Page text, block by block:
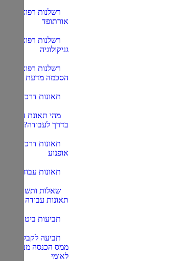
רשלנות רפואית –
אורתופד
רשלנות רפואית –
גניקולוגיה
רשלנות רפואית-
הסכמה מדעת
תאונות דרכים
מהי תאונת דרכים
בדרך לעבודה?
תאונות דרכים עם
אופנוע
תאונות עבודה
שאלות ותשובות:
תאונות עבודה
תביעות ביטוח לאומי
תביעה לקבלת פטור
ממס הכנסה מביטוח
לאומי